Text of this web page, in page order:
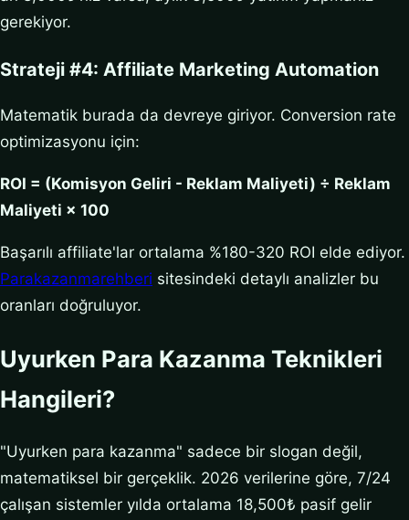
gerekiyor.
Strateji #4: Affiliate Marketing Automation
Matematik burada da devreye giriyor. Conversion rate
optimizasyonu için:
ROI = (Komisyon Geliri - Reklam Maliyeti) ÷ Reklam
Maliyeti × 100
Başarılı affiliate'lar ortalama %180-320 ROI elde ediyor.
Parakazanmarehberi sitesindeki detaylı analizler bu
oranları doğruluyor.
Uyurken Para Kazanma Teknikleri
Hangileri?
"Uyurken para kazanma" sadece bir slogan değil,
matematiksel bir gerçeklik. 2026 verilerine göre, 7/24
çalışan sistemler yılda ortalama 18,500₺ pasif gelir